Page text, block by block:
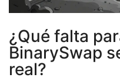
¿Qué falta
BinarySwap
real?